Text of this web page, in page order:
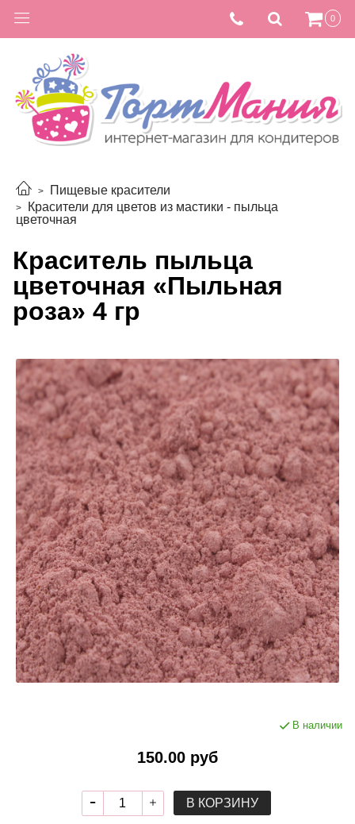
0
Пищевые красители
Красители для цветов из мастики - пыльца
цветочная
Краситель пыльца
цветочная «Пыльная
роза» 4 гр
В наличии
150.00 руб
В КОРЗИНУ